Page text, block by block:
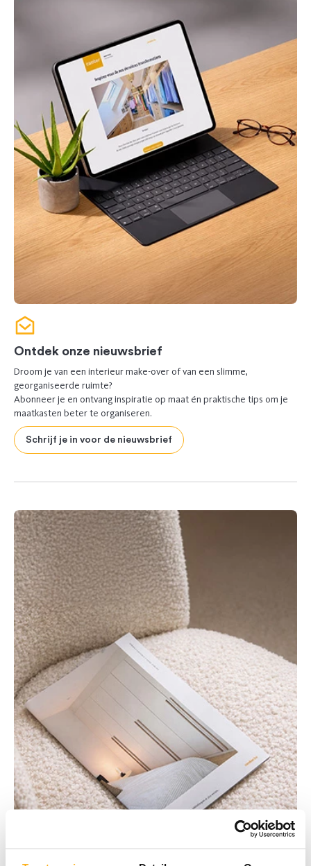
Ontdek onze nieuwsbrief
Droom je van een interieur make-over of van een slimme,
georganiseerde ruimte?
Abonneer je en ontvang inspiratie op maat én praktische tips om je
maatkasten beter te organiseren.
Schrijf je in voor de nieuwsbrief